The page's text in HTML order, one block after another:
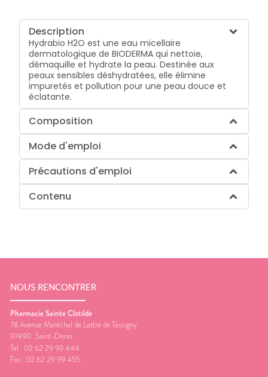
Description
Hydrabio H2O est une eau micellaire
dermatologique de BIODERMA qui nettoie,
démaquille et hydrate la peau. Destinée aux
peaux sensibles déshydratées, elle élimine
impuretés et pollution pour une peau douce et
éclatante.
Composition
Mode d'emploi
Précautions d'emploi
Contenu
NOUS RENCONTRER
Pharmacie Sainte Clotilde
78 Avenue Maréchal de Lattre de Tassigny
97490 Saint-Denis
Tel : 02 62 29 99 444
Fax : 02 62 29 99 455